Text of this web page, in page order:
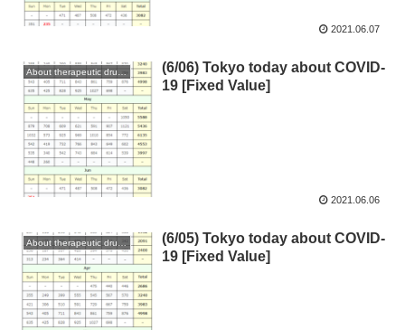
2021.06.07
(6/06) Tokyo today about COVID-
19 [Fixed Value]
2021.06.06
About therapeutic drugs and vaccines
(6/05) Tokyo today about COVID-
19 [Fixed Value]